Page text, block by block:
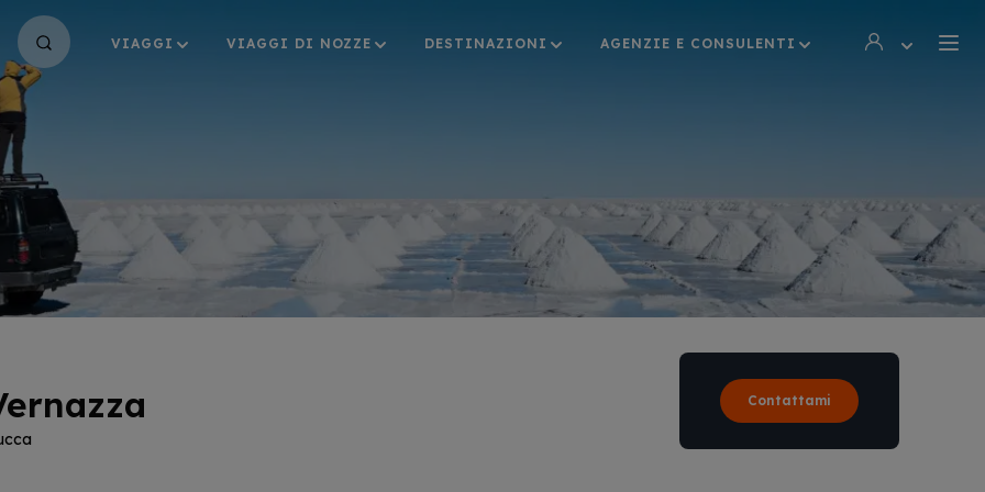
VIAGGI VIAGGI DI NOZZE DESTINAZIONI AGENZIE E CONSULENTI
Contattami